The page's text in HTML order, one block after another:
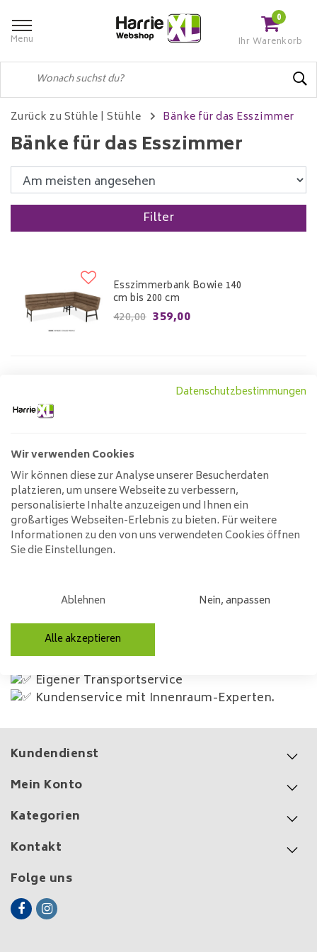
Menu
0
Ihr Warenkorb
Zurück zu Stühle |Stühle Bänke für das Esszimmer
Bänke für das Esszimmer
Filter
Esszimmerbank Bowie 140
cm bis 200 cm
420,00 359,00
Tiefstpreisgarantie
Zahlung in drei Raten
Zwei Jahre Herstellergarantie
Vor 15:00 Uhr bestellt = heute versandt
Kostenlose Lieferung ab € 100,00
Danach bezahlen
Beste Qualität für den besten Preis
Montagemöglichkeiten
7 Tage in der Woche verfügbar
Eigener Transportservice
Kundenservice mit Innenraum-Experten.
Kundendienst
Mein Konto
Kategorien
Kontakt
Folge uns
Datenschutzbestimmungen
Wir verwenden Cookies
Wir können diese zur Analyse unserer Besucherdaten
platzieren, um unsere Webseite zu verbessern,
personalisierte Inhalte anzuzeigen und Ihnen ein
großartiges Webseiten-Erlebnis zu bieten. Für weitere
Informationen zu den von uns verwendeten Cookies öffnen
Sie die Einstellungen.
Ablehnen Nein, anpassen
Alle akzeptieren